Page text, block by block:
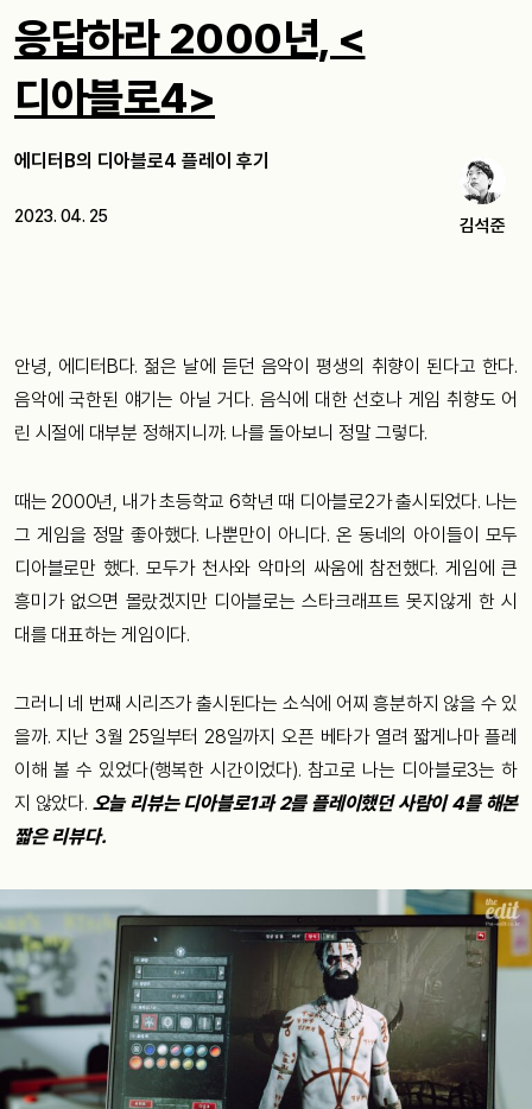
응답하라 2000년, <
디아블로4>
에디터B의 디아블로4 플레이 후기
2023. 04. 25 김석준
안녕, 에디터B다. 젊은 날에 듣던 음악이 평생의 취향이 된다고 한다.
음악에 국한된 얘기는 아닐 거다. 음식에 대한 선호나 게임 취향도 어
린 시절에 대부분 정해지니까. 나를 돌아보니 정말 그렇다.
때는 2000년, 내가 초등학교 6학년 때 디아블로2가 출시되었다. 나는
그 게임을 정말 좋아했다. 나뿐만이 아니다. 온 동네의 아이들이 모두
디아블로만 했다. 모두가 천사와 악마의 싸움에 참전했다. 게임에 큰
흥미가 없으면 몰랐겠지만 디아블로는 스타크래프트 못지않게 한 시
대를 대표하는 게임이다.
그러니 네 번째 시리즈가 출시된다는 소식에 어찌 흥분하지 않을 수 있
을까. 지난 3월 25일부터 28일까지 오픈 베타가 열려 짧게나마 플레
이해 볼 수 있었다(행복한 시간이었다). 참고로 나는 디아블로3는 하
지 않았다. 오늘 리뷰는 디아블로1과 2를 플레이했던 사람이 4를 해본
짧은 리뷰다.